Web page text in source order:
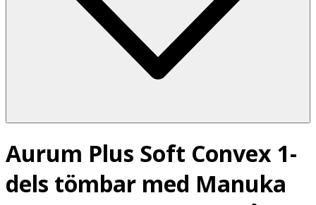
Aurum Plus Soft Convex 1-
dels tömbar med Manuka